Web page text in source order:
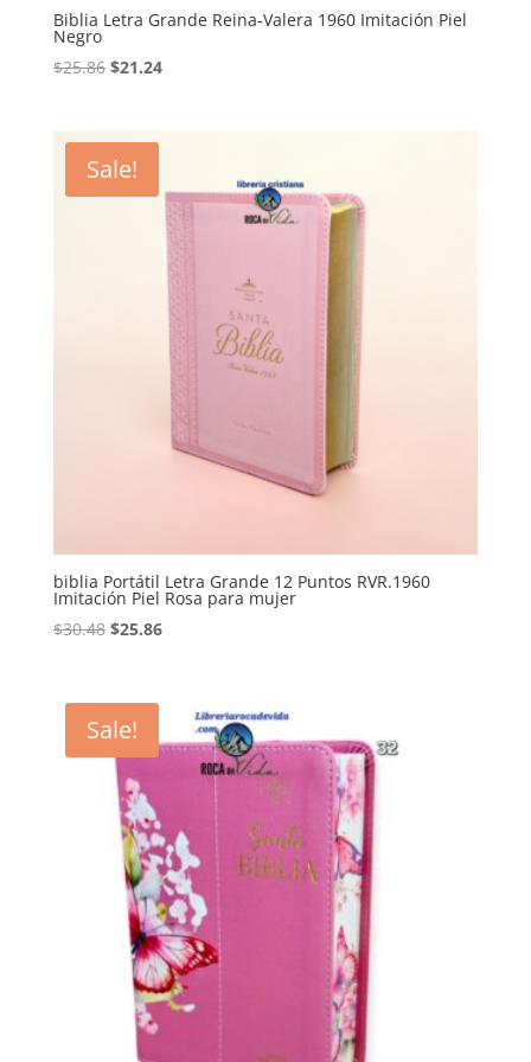
Biblia Letra Grande Reina-Valera 1960 Imitación Piel
Negro
$25.86 Original
$25.86.
$21.24Current
Sale!
biblia Portátil Letra Grande 12 Puntos RVR.1960
Imitación Piel Rosa para mujer
$30.48 Original
$30.48.
$25.86Current
$25.86.
Sale!